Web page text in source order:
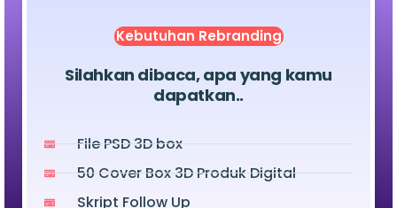
Kebutuhan Rebranding
Silahkan dibaca, apa yang kamu
dapatkan..
File PSD 3D box
50 Cover Box 3D Produk Digital
Skript Follow Up